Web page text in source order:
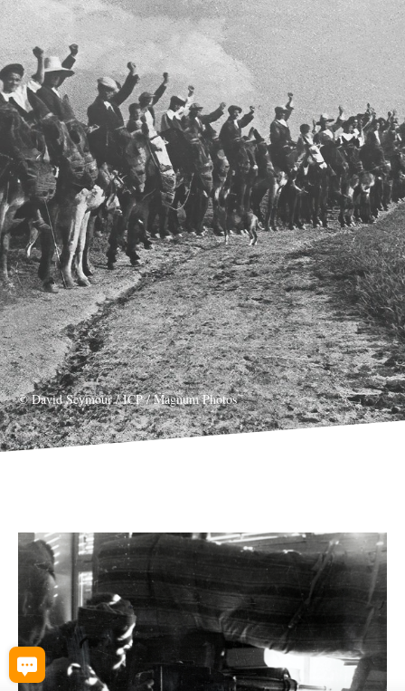
© David Seymour / ICP / Magnum Photos